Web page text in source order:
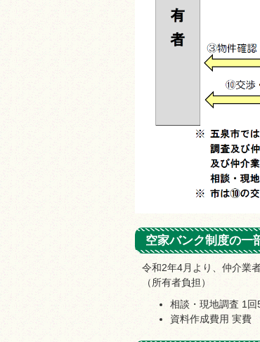
空家バンク制度の一
令和2年4月より、仲介業
（所有者負担）
相談・現地調査 1回
資料作成費用 実費